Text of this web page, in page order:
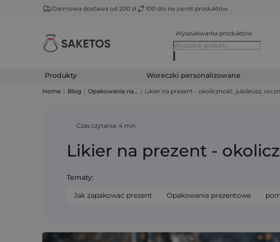
Darmowa dostawa od 200 zł 100 dni na zwrot produktów
Wyszukiwarka produktów
Produkty Woreczki personalizowane
Home | Blog | Opakowania na... | Likier na prezent - okoliczność, jubileusz,
Czas czytania: 4 min
Likier na prezent -
Tematy:
Jak zapakować prezent Opakowania prezentowe